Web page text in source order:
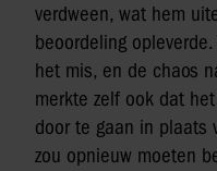
verdween, wat hem
beoordeling
het mis, en de chaos
merkte zelf ook dat
door te gaan in plaats
zou opnieuw moeten